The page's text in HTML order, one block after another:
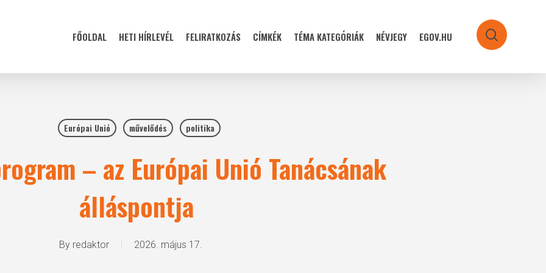
FŐOLDAL HETI HÍRLEVÉL FELIRATKOZÁS CÍMKÉK TÉMA KATEGÓRIÁK NÉVJEGY EGOV.HU search
Európai Unió művelődés politika
– az Európai Unió Tanácsának
álláspontja
By redaktor 2026. május 17.